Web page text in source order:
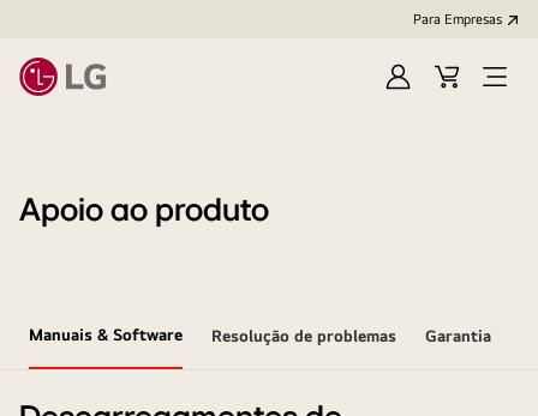
Para Empresas
IniciarCart
Open
Apoio ao produto
Manuais & Software Resolução de problemas Garantia